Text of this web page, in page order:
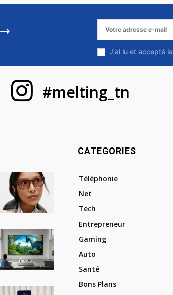
J'ai lu et accepté la
#melting_tn
CATEGORIES
Téléphonie
Net
Tech
Entrepreneur
Gaming
Auto
Santé
Bons Plans